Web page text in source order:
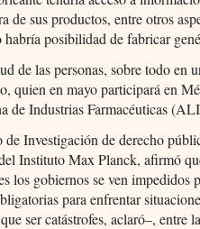
de sus productos, entre otros
posibilidad de fabricar
de las personas, sobre todo en
quien en mayo participará en
de Industrias Farmacéuticas
de Investigación de derecho
Instituto Max Planck, afirmó
los gobiernos se ven impedidos
para enfrentar
ser catástrofes, aclaró–, entre